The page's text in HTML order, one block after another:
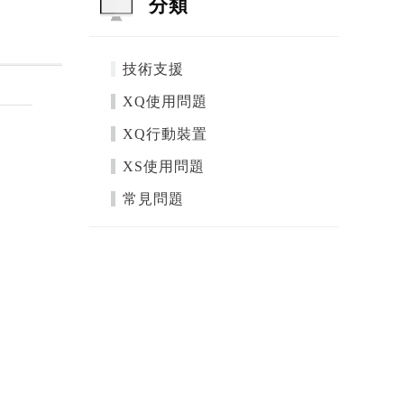
分類
技術支援
XQ使用問題
XQ行動裝置
XS使用問題
常見問題